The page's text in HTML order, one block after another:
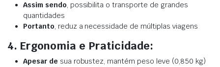
Assim sendo, possibilita o transporte de grandes
quantidades
Portanto, reduz a necessidade de múltiplas viagens
4. Ergonomia e Praticidade:
Apesar de sua robustez, mantém peso leve (0,850 kg)